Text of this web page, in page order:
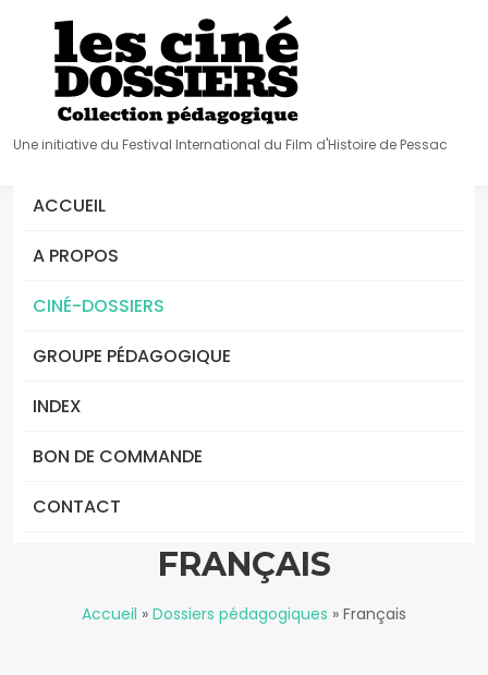
Une initiative du Festival International du Film d'Histoire de Pessac
ACCUEIL
A PROPOS
CINÉ-DOSSIERS
GROUPE PÉDAGOGIQUE
INDEX
BON DE COMMANDE
CONTACT
FRANÇAIS
Accueil » Dossiers pédagogiques » Français